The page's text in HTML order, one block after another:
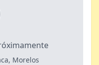
Morelos